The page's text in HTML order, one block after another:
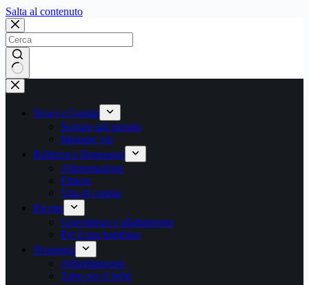
Salta al contenutoSalta
contenuto
Nessun
risultato
News e Gossip
Notizie dal mondo
Mamme vip
Bellezza e Benessere
Alimentazione
Fitness
Vita di coppia
Ricette
Gravidanza e allattamento
Per il tuo bambino
Shopping
Abbigliamento
Tutto per il bebè